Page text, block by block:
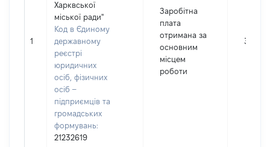
1
Харквської
міської ради"
Код в Єдиному
державному
реєстрі
юридичних
осіб, фізичних
осіб –
підприємців та
громадських
формувань:
21232619
Заробітна
плата
отримана за
основним
місцем
роботи
385327